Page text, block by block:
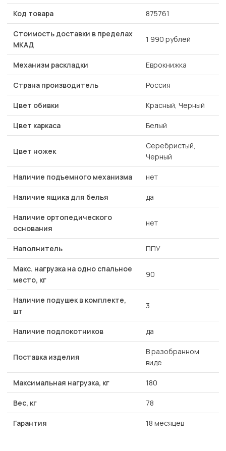
Код товара 875761
Стоимость доставки в пределах
МКАД
1 990 рублей
Механизм раскладки Еврокнижка
Страна производитель Россия
Цвет обивки Красный, Черный
Цвет каркаса Белый
Цвет ножек
Серебристый,
Черный
Наличие подъемного механизма нет
Наличие ящика для белья да
Наличие ортопедического
основания
нет
Наполнитель ППУ
Макс. нагрузка на одно спальное
место, кг
90
Наличие подушек в комплекте,
шт
3
Наличие подлокотников да
Поставка изделия
В разобранном
виде
Максимальная нагрузка, кг 180
Вес, кг 78
Гарантия 18 месяцев